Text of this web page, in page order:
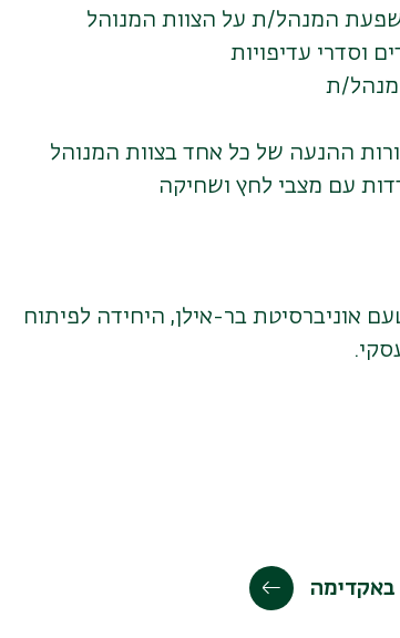
המנהל/ת על הצוות המנוהל
וסדרי עדיפויות
ת
ההנעה של כל אחד בצוות המנוהל
עם מצבי לחץ ושחיקה
אוניברסיטת בר-אילן, היחידה לפיתוח
באקדימה